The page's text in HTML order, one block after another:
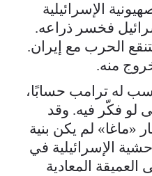
الإسرائيلية
فخسر ذراعه.
الحرب مع إيران.
منه.
له ترامب حسابًا،
لو فكّر فيه. وقد
«ماغا» لم يكن بنية
الإسرائيلية في
المعادية